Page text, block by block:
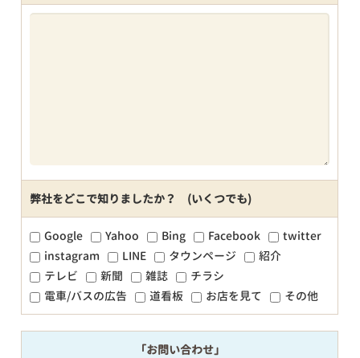
弊社をどこで知りましたか？ (いくつでも)
Google Yahoo Bing Facebook
twitter
instagram
LINE タウンページ
紹介
テレビ
新聞 雑誌
チラシ
電車/バスの広告
道看板 お店を見て その他
「お問い合わせ」